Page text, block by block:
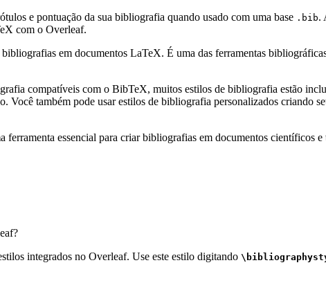
e pontuação da sua bibliografia quando usado com uma base .bib.
com o Overleaf.
em documentos LaTeX. É uma das ferramentas
compatíveis com o BibTeX, muitos estilos de bibliografia estão
também pode usar estilos de bibliografia personalizados criando
essencial para criar bibliografias em documentos científicos
integrados no Overleaf. Use este estilo digitando